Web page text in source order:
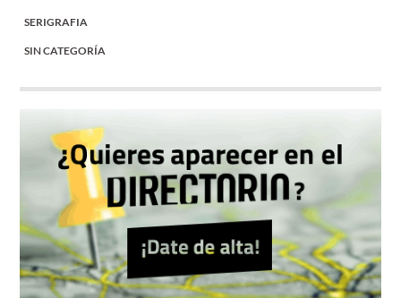
SERIGRAFIA
SIN CATEGORÍA